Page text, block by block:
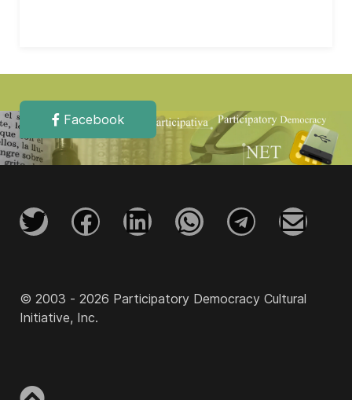
Facebook
© 2003 - 2026 Participatory Democracy Cultural
Initiative, Inc.